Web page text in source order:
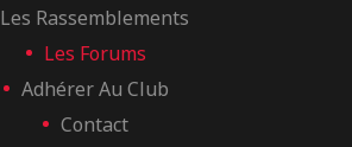
Les Rassemblements
Les Forums
Adhérer Au Club
Contact